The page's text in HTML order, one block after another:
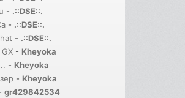
- .::DSE::.
- .::DSE::.
- .::DSE::.
- Kheyoka
- Kheyoka
- Kheyoka
gr429842534